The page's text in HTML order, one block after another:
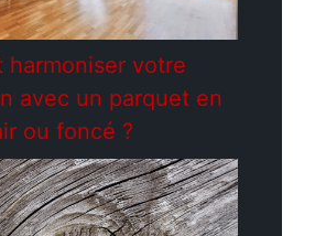
harmoniser votre
avec un parquet en
ou foncé ?